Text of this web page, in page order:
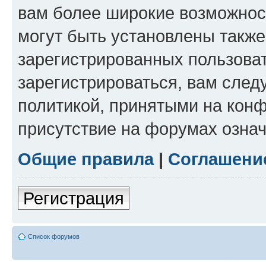
вам более широкие
могут быть установлены
зарегистрированных
зарегистрироваться, вам
политикой, принятыми на
присутствие на форумах
Общие правила|
Регистрация
Список форумов